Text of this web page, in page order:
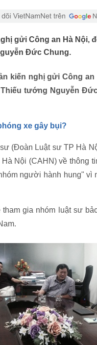
gửi Công an Hà Nội,
Đức Chung.
kiến nghị gửi Công
tướng Nguyễn
xe gây bụi?
(Đoàn Luật sư TP Hà
Nội (CAHN) về thông
người hành hung" vì
gia nhóm luật sư